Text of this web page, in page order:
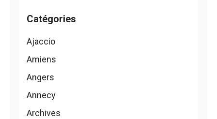
Catégories
Ajaccio
Amiens
Angers
Annecy
Archives